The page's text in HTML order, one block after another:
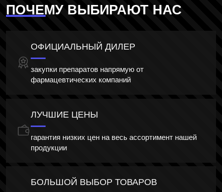
ПОЧЕМУ ВЫБИРАЮТ НАС
ОФИЦИАЛЬНЫЙ ДИЛЕР
закупки препаратов напрямую от
фармацевтических компаний
ЛУЧШИЕ ЦЕНЫ
гарантия низких цен на весь ассортимент нашей
продукции
БОЛЬШОЙ ВЫБОР ТОВАРОВ